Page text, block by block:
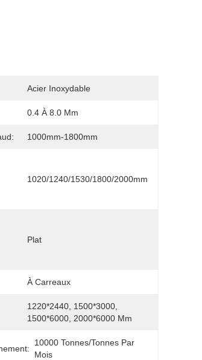
Acier Inoxydable
0.4 À 8.0 Mm
1000mm-1800mm
1020/1240/1530/1800/2000mm
Plat
À Carreaux
1220*2440, 1500*3000,
1500*6000, 2000*6000 Mm
10000 Tonnes/tonnes Par
Mois